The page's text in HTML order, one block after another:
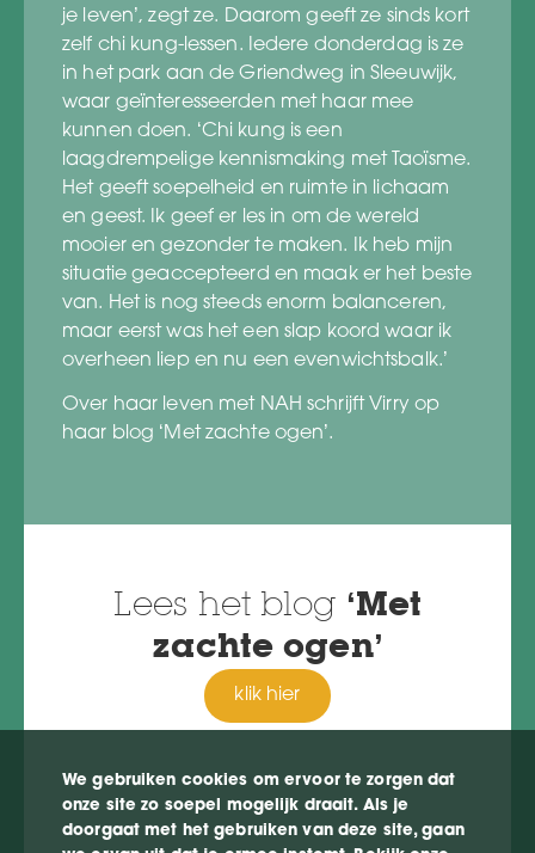
je leven’, zegt ze. Daarom geeft ze sinds kort
zelf chi kung-lessen. Iedere donderdag is ze
in het park aan de Griendweg in Sleeuwijk,
waar geïnteresseerden met haar mee
kunnen doen. ‘Chi kung is een
laagdrempelige kennismaking met Taoïsme.
Het geeft soepelheid en ruimte in lichaam
en geest. Ik geef er les in om de wereld
mooier en gezonder te maken. Ik heb mijn
situatie geaccepteerd en maak er het beste
van. Het is nog steeds enorm balanceren,
maar eerst was het een slap koord waar ik
overheen liep en nu een evenwichtsbalk.’
Over haar leven met NAH schrijft Virry op
haar blog ‘Met zachte ogen’.
Lees het blog ‘Met
zachte ogen’
klik hier
We gebruiken cookies om ervoor te zorgen dat
onze site zo soepel mogelijk draait. Als je
doorgaat met het gebruiken van deze site, gaan